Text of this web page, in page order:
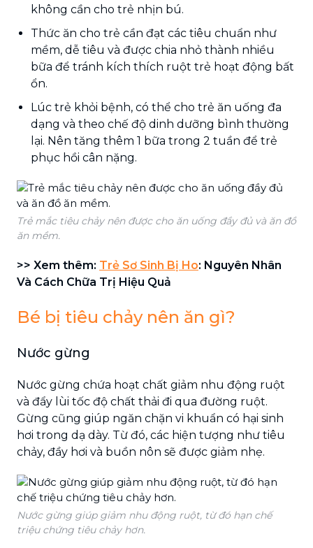
không cần cho trẻ nhịn bú.
Thức ăn cho trẻ cần đạt các tiêu chuẩn như
mềm, dễ tiêu và được chia nhỏ thành nhiều
bữa để tránh kích thích ruột trẻ hoạt động bất
ổn.
Lúc trẻ khỏi bệnh, có thể cho trẻ ăn uống đa
dạng và theo chế độ dinh dưỡng bình thường
lại. Nên tăng thêm 1 bữa trong 2 tuần để trẻ
phục hồi cân nặng.
Trẻ mắc tiêu chảy nên được cho ăn uống đầy đủ và ăn đồ
ăn mềm.
>> Xem thêm: Trẻ Sơ Sinh Bị Ho: Nguyên Nhân
Và Cách Chữa Trị Hiệu Quả
Bé bị tiêu chảy nên ăn gì?
Nước gừng
Nước gừng chứa hoạt chất giảm nhu động ruột
và đẩy lùi tốc độ chất thải đi qua đường ruột.
Gừng cũng giúp ngăn chặn vi khuẩn có hại sinh
hơi trong dạ dày. Từ đó, các hiện tượng như tiêu
chảy, đầy hơi và buồn nôn sẽ được giảm nhẹ.
Nước gừng giúp giảm nhu động ruột, từ đó hạn chế
triệu chứng tiêu chảy hơn.